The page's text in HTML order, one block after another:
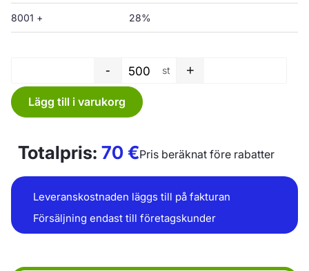
8001 + 28%
Plastkasse med tryck "ean" -
- st +
Lägg till i varukorg
Totalpris: 70€Pris beräknat före rabatter
Leveranskostnaden läggs till på fakturan
Försäljning endast till företagskunder